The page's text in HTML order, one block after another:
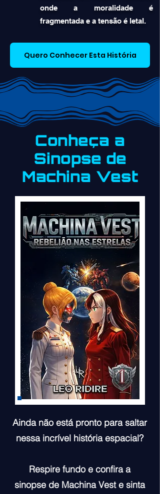
onde a moralidade é
fragmentada e a tensão é letal.
Quero Conhecer Esta História
Conheça a
Sinopse de
Machina Vest
Ainda não está pronto para saltar
nessa incrível história espacial?
Respire fundo e confira a
sinopse de Machina Vest e sinta